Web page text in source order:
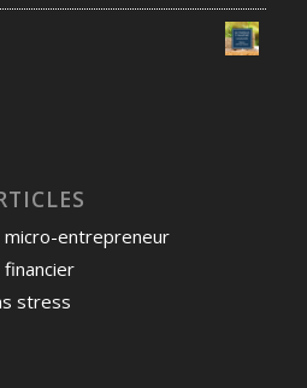
entrepreneur
stress